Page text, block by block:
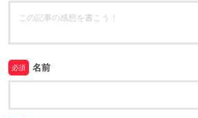
必須 名前